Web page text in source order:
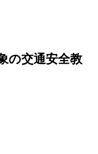
の交通安全教